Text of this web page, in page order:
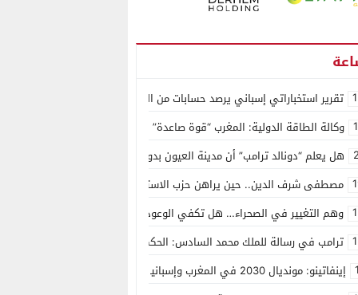
تقرير استخباراتي إسباني يرصد حسابات من الجزائر وأرقاما بـ”213+” ضمن حملة رقمية منظمة حرّضت على اقتحام سبتة
وكالة الطاقة الدولية: المغرب “قوة صاعدة” في سوق المعادن الاستراتيجية
هل يعلم “دونالد ترامب” أن مدينة العيون بدون ماء؟
مصطفى شرف الدين.. حين يراهن حزب الاستقلال على الكفاءة ويمنح الشباب
وهم التغيير في الصحراء… هل تكفي الوعود الفارغة لصناعة الواقع؟
ترامب في رسالة للملك محمد السادس: الحكم الذاتي هو الأساس الوحيد لحل
إينفاتينو: مونديال 2030 في المغرب وإسبانيا والبرتغال سيكون “الأجمل في التاريخ”